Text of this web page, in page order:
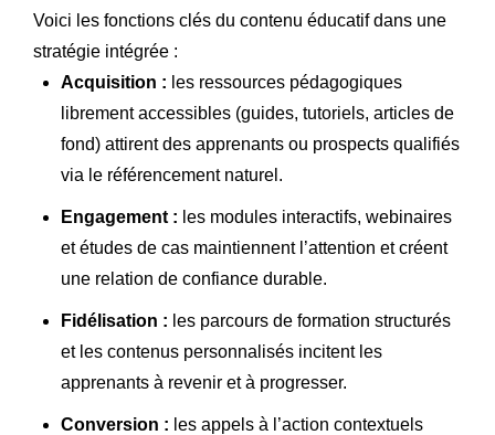
Voici les fonctions clés du contenu éducatif dans une
stratégie intégrée :
Acquisition : les ressources pédagogiques
librement accessibles (guides, tutoriels, articles de
fond) attirent des apprenants ou prospects qualifiés
via le référencement naturel.
Engagement : les modules interactifs, webinaires
et études de cas maintiennent l’attention et créent
une relation de confiance durable.
Fidélisation : les parcours de formation structurés
et les contenus personnalisés incitent les
apprenants à revenir et à progresser.
Conversion : les appels à l’action contextuels